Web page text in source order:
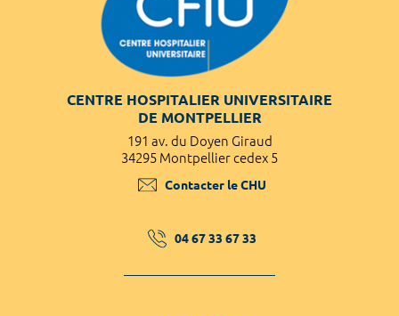
CENTRE HOSPITALIER UNIVERSITAIRE
DE MONTPELLIER
191 av. du Doyen Giraud
34295 Montpellier cedex 5
Contacter le CHU
04 67 33 67 33